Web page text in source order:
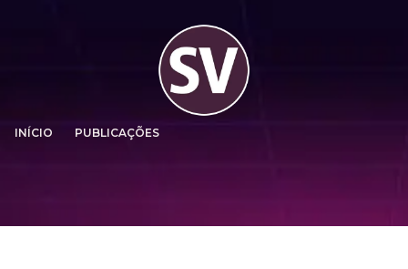
INÍCIO PUBLICAÇÕES